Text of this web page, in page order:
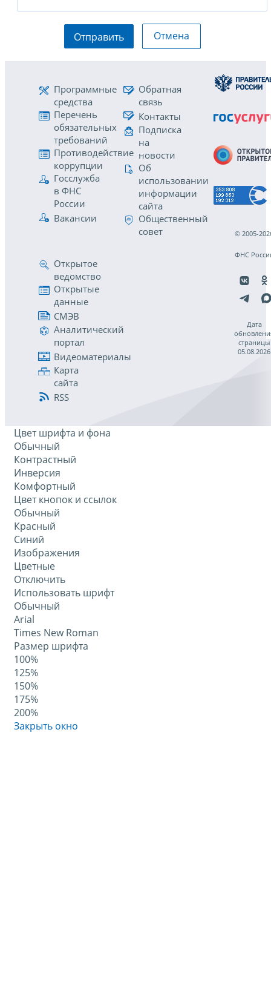
Отправить Отмена
Программные
средства
Перечень
обязательных
требований
Противодействие
коррупции
Госслужба
в ФНС
России
Вакансии
Обратная
связь
Контакты
Подписка
на
новости
Об
использовании
информации
сайта
Общественный
совет
Открытое
ведомство
Открытые
данные
СМЭВ
Аналитический
портал
Видеоматериалы
Карта
сайта
RSS
© 2005-
ФНС
Дата
страницы
05.08.2026
Цвет шрифта и фона
Обычный
Контрастный
Инверсия
Комфортный
Цвет кнопок и ссылок
Обычный
Красный
Синий
Изображения
Цветные
Отключить
Использовать шрифт
Обычный
Arial
Times New Roman
Размер шрифта
100%
125%
150%
175%
200%
Закрыть окно